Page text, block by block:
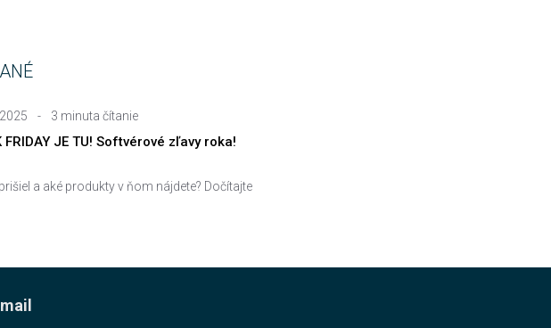
- 3 minuta čítanie
FRIDAY JE TU! Softvérové zľavy roka!
a aké produkty v ňom nájdete? Dočítajte